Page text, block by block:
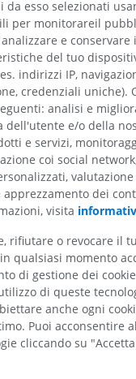
S. Anatomy, Head and Neck,
Jul 25]. In: StatPearls
2025 Jan-. Available
books/NBK541091/
da esso selezionati
per monitorareil
e conservare
del tuo
indirizzi IP,
credenziali uniche).
analisi e
dell'utente e/o della
e servizi,
coi social
apprezzamento dei
visita
rifiutare o revocare il
qualsiasi momento
di gestione dei
di queste
anche ogni
Puoi acconsentire
cliccando su